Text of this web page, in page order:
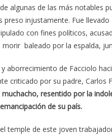
algunas de las más notables
injustamente. Fue
con fines políticos,
baleado por la espalda,
aborrecimiento de Facciolo
criticado por su padre, Carlos
resentido por la
de su país.
temple de este joven